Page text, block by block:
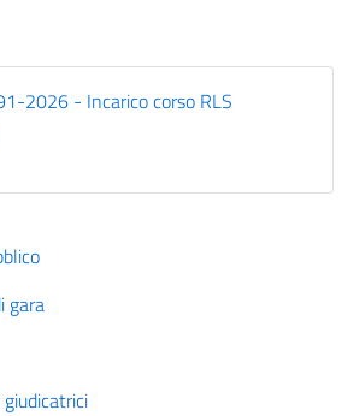
2026 - Incarico corso RLS
gara